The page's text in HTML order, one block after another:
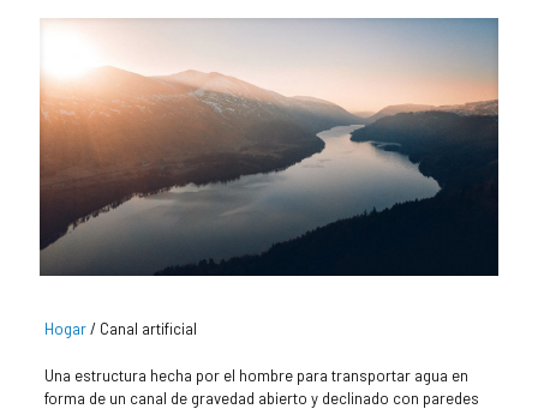
Hogar/ Canal artificial
Una estructura hecha por el hombre para transportar agua en
forma de un canal de gravedad abierto y declinado con paredes